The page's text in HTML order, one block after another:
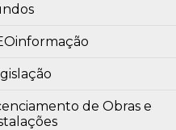
de Obras e